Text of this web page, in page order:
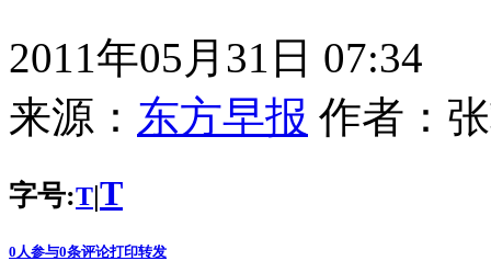
2011年05月31日 07:34
来源： 东方早报 作者：
字号:T|T
0 人参与0条评论打印转发